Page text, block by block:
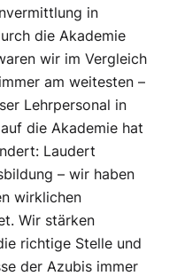
in
die Akademie
wir im Vergleich
am weitesten –
Lehrpersonal in
die Akademie hat
Laudert
– wir haben
wirklichen
Wir stärken
richtige Stelle und
der Azubis immer